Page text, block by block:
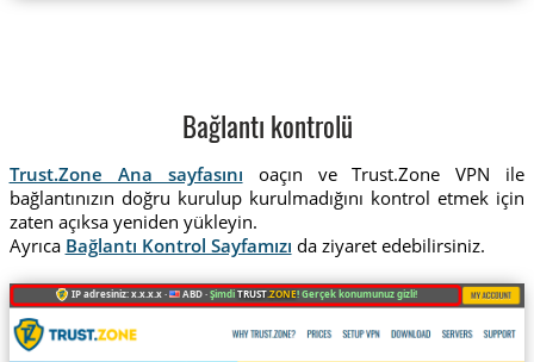
Bağlantı kontrolü
Trust.Zone Ana sayfasını oaçın ve Trust.Zone VPN ile
bağlantınızın doğru kurulup kurulmadığını kontrol etmek için
zaten açıksa yeniden yükleyin.
Ayrıca Bağlantı Kontrol Sayfamızı da ziyaret edebilirsiniz.
IP adresiniz: x.x.x.x · ABD ·ŞimdiTRUST.ZONE! Gerçek konumunuz gizli!